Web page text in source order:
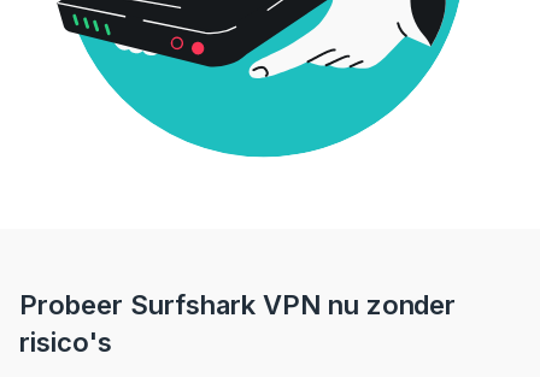
Probeer Surfshark VPN nu zonder
risico's